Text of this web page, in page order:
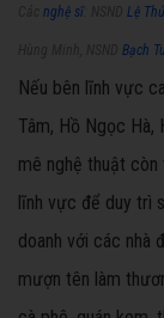
nghệ sĩ: NSND Lệ
Bạch
Nếu bên lĩnh vực
Tâm, Hồ Ngọc Hà,
mê nghệ thuật còn
lĩnh vực để duy trì
doanh với các nhà
mượn tên làm